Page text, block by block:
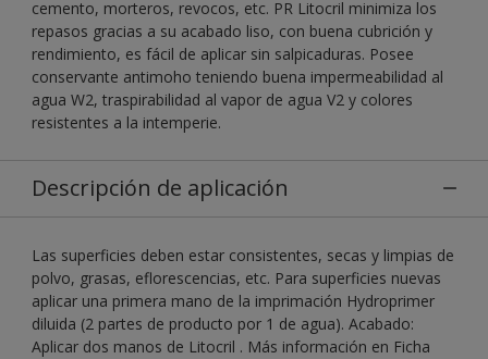
cemento, morteros, revocos, etc. PR Litocril minimiza los
repasos gracias a su acabado liso, con buena cubrición y
rendimiento, es fácil de aplicar sin salpicaduras. Posee
conservante antimoho teniendo buena impermeabilidad al
agua W2, traspirabilidad al vapor de agua V2 y colores
resistentes a la intemperie.
Descripción de aplicación
Las superficies deben estar consistentes, secas y limpias de
polvo, grasas, eflorescencias, etc. Para superficies nuevas
aplicar una primera mano de la imprimación Hydroprimer
diluida (2 partes de producto por 1 de agua). Acabado:
Aplicar dos manos de Litocril . Más información en Ficha